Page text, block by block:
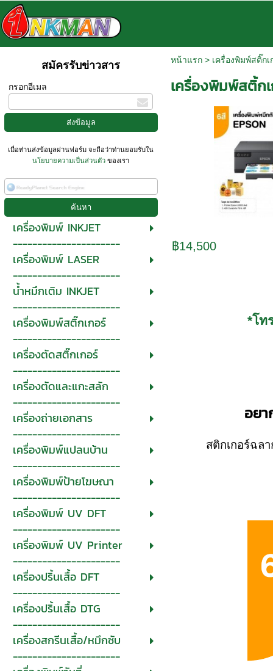
สมัครรับข่าวสาร
กรอกอีเมล
เมื่อท่านส่งข้อมูลผ่านฟอร์ม จะถือว่าท่านยอมรับใน
นโยบายความเป็นส่วนตัวของเรา
เครื่องพิมพ์ INKJET
----------------------
เครื่องพิมพ์ LASER
----------------------
น้ำหมึกเติม INKJET
----------------------
เครื่องพิมพ์สติ๊กเกอร์
----------------------
เครื่องตัดสติ๊กเกอร์
----------------------
เครื่องตัดและแกะสลัก
----------------------
เครื่องถ่ายเอกสาร
----------------------
เครื่องพิมพ์แปลนบ้าน
----------------------
เครื่องพิมพ์ป้ายโฆษณา
----------------------
เครื่องพิมพ์ UV DFT
----------------------
เครื่องพิมพ์ UV Printer
----------------------
เครื่องปริ้นเสื้อ DFT
----------------------
เครื่องปริ้นเสื้อ DTG
----------------------
เครื่องสกรีนเสื้อ/หมึกซับ
----------------------
หน้าแรก> เครื่องพิมพ์สติ๊กเ
เครื่องพิมพ์สติ้ก
฿14,500
*โท
อย
สติกเกอร์ฉล